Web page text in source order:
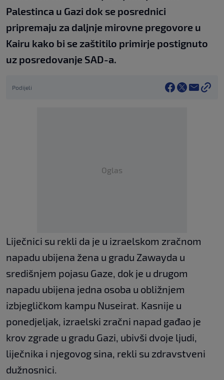
Palestinca u Gazi dok se posrednici
pripremaju za daljnje mirovne pregovore u
Kairu kako bi se zaštitilo primirje postignuto
uz posredovanje SAD-a.
Podijeli
Oglas
Liječnici su rekli da je u izraelskom zračnom
napadu ubijena žena u gradu Zawayda u
središnjem pojasu Gaze, dok je u drugom
napadu ubijena jedna osoba u obližnjem
izbjegličkom kampu Nuseirat. Kasnije u
ponedjeljak, izraelski zračni napad gađao je
krov zgrade u gradu Gazi, ubivši dvoje ljudi,
liječnika i njegovog sina, rekli su zdravstveni
dužnosnici.